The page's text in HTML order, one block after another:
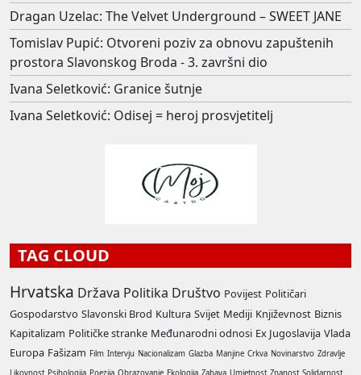
Dragan Uzelac: The Velvet Underground – SWEET JANE
Tomislav Pupić: Otvoreni poziv za obnovu zapuštenih
prostora Slavonskog Broda - 3. završni dio
Ivana Seletković: Granice šutnje
Ivana Seletković: Odisej = heroj prosvjetitelj
TAG CLOUD
Hrvatska Država Politika Društvo Povijest Političari
Gospodarstvo Slavonski Brod Kultura Svijet Mediji Književnost Biznis
Kapitalizam Političke stranke Međunarodni odnosi Ex Jugoslavija Vlada
Europa Fašizam Film Intervju Nacionalizam Glazba Manjine Crkva Novinarstvo Zdravlje